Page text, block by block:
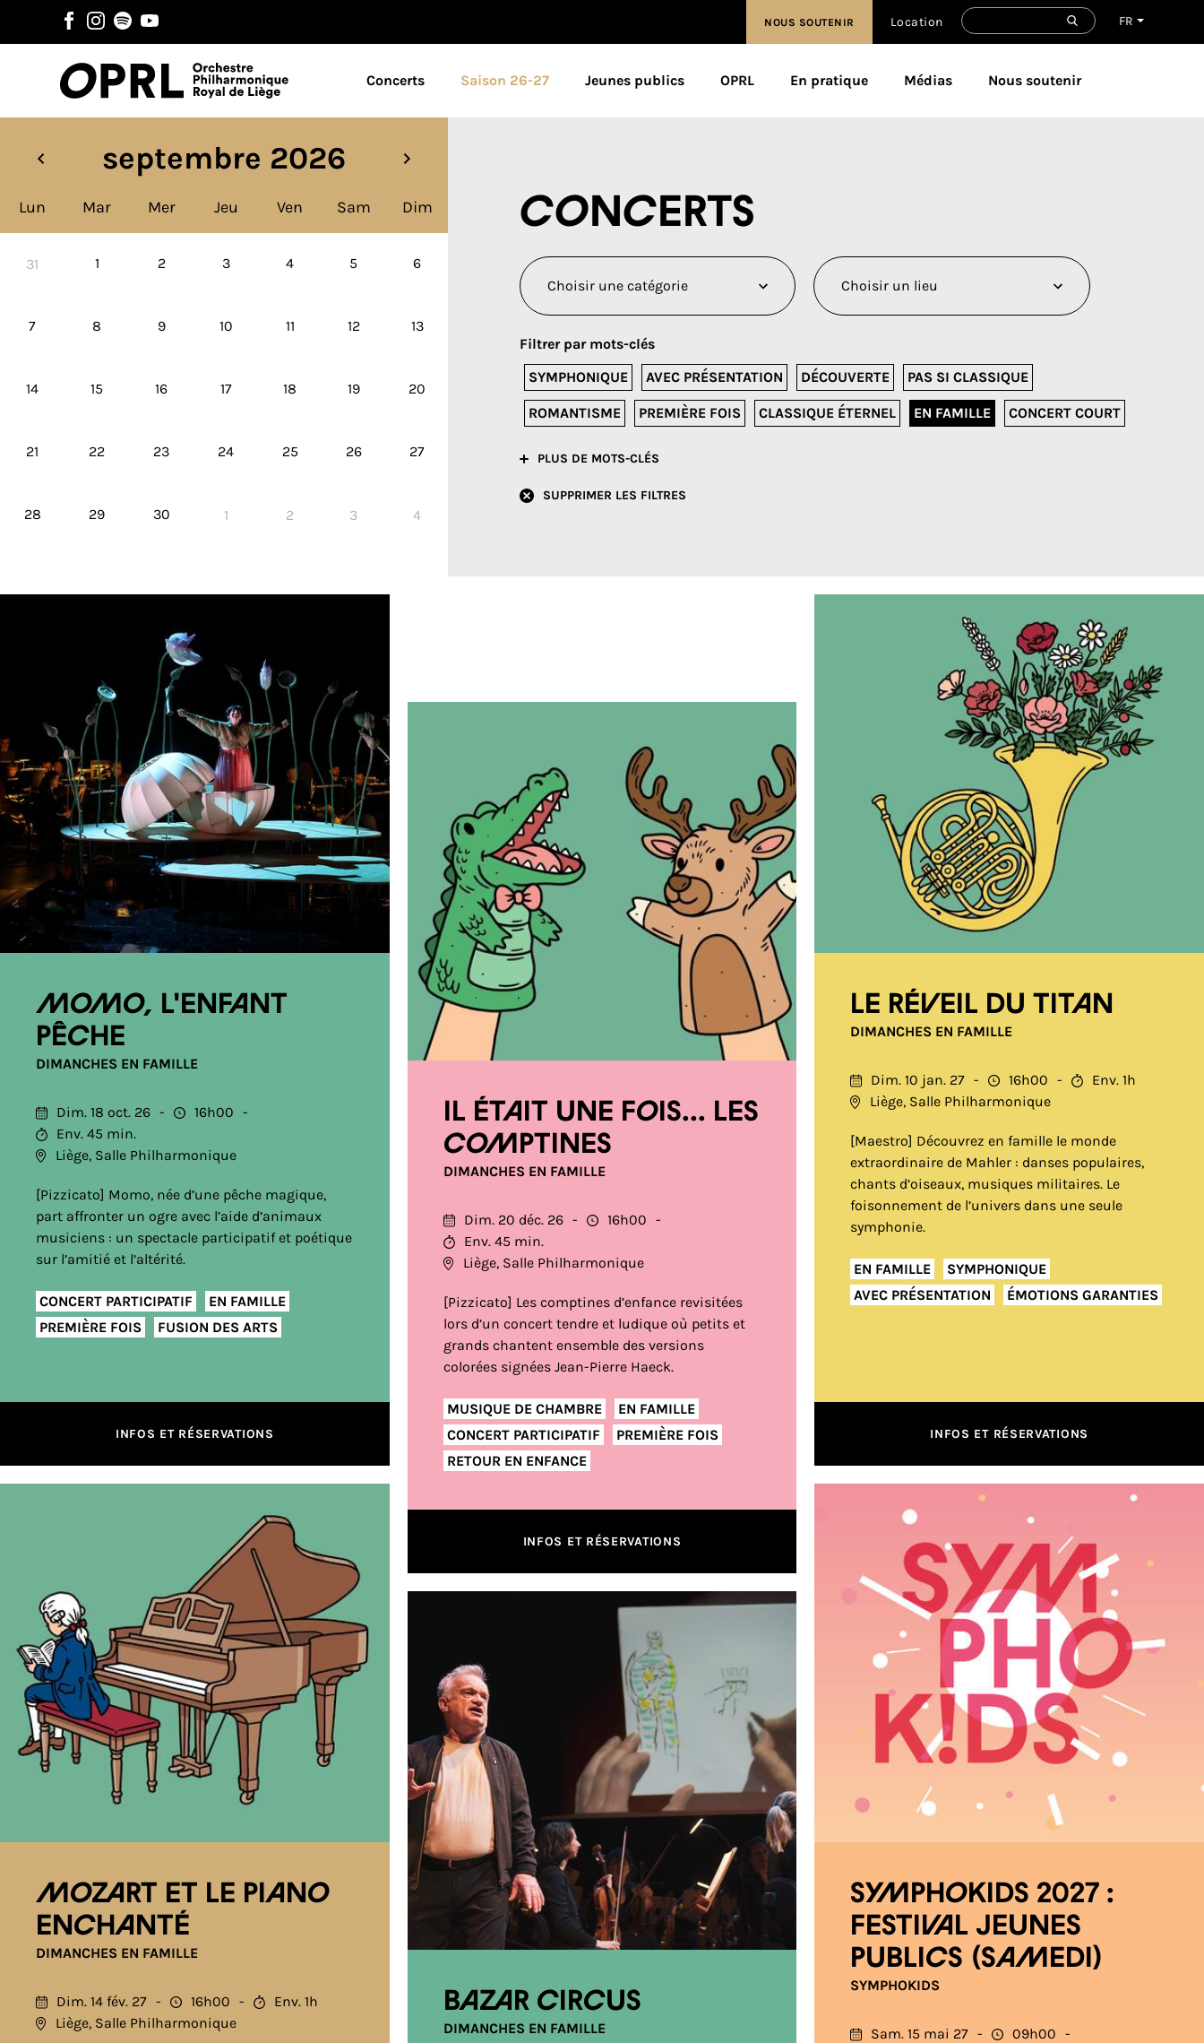
FR
NOUS SOUTENIR Location
Concerts Saison 26-27 Jeunes publics OPRL En pratique Médias Nous soutenir
septembre 2026
Lun Mar Mer Jeu Ven Sam Dim
31 1 2 3 4 5 6
7 8 9 10 11 12 13
14 15 16 17 18 19 20
21 22 23 24 25 26 27
28 29 30 1 2 3 4
Concerts
Filtrer par mots-clés
SYMPHONIQUE
AVEC PRÉSENTATION DÉCOUVERTE PAS SI CLASSIQUE
ROMANTISME PREMIÈRE FOIS CLASSIQUE ÉTERNEL EN FAMILLE CONCERT COURT
PLUS DE MOTS-CLÉS
SUPPRIMER LES FILTRES
Momo, l'enfant
pêche
DIMANCHES EN FAMILLE
Dim. 18 oct. 26
16h00
Env. 45 min.
Liège, Salle Philharmonique
[Pizzicato] Momo, née d’une pêche magique,
part affronter un ogre avec l’aide d’animaux
musiciens : un spectacle participatif et poétique
sur l’amitié et l’altérité.
CONCERT PARTICIPATIF
EN FAMILLE
PREMIÈRE FOIS
FUSION DES ARTS
INFOS ET RÉSERVATIONS
Il était une fois... les
comptines
DIMANCHES EN FAMILLE
Dim. 20 déc. 26
16h00
Env. 45 min.
Liège, Salle Philharmonique
[Pizzicato] Les comptines d’enfance revisitées
lors d’un concert tendre et ludique où petits et
grands chantent ensemble des versions
colorées signées Jean-Pierre Haeck.
MUSIQUE DE CHAMBRE
EN FAMILLE
CONCERT PARTICIPATIF
PREMIÈRE FOIS
RETOUR EN ENFANCE
INFOS ET RÉSERVATIONS
Le réveil du Titan
DIMANCHES EN FAMILLE
Dim. 10 jan. 27 16h00
Env. 1h
Liège, Salle Philharmonique
[Maestro] Découvrez en famille le monde
extraordinaire de Mahler : danses populaires,
chants d’oiseaux, musiques militaires. Le
foisonnement de l’univers dans une seule
symphonie.
EN FAMILLE
SYMPHONIQUE
AVEC PRÉSENTATION
ÉMOTIONS GARANTIES
INFOS ET RÉSERVATIONS
MOZART ET LE PIANO
ENCHANTÉ
DIMANCHES EN FAMILLE
Dim. 14 fév. 27 16h00
Env. 1h
Liège, Salle Philharmonique
Bazar Circus
DIMANCHES EN FAMILLE
Symphokids 2027 :
Festival jeunes
publics (Samedi)
SYMPHOKIDS
Sam. 15 mai 27
09h00